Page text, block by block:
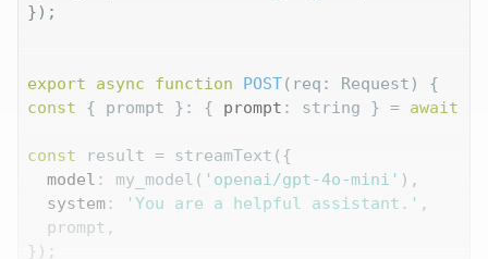
});
export async function POST( req: Request )
const { prompt }: { prompt : string } = await
const result = streamText({
model : my_model( 'openai/gpt-4o-mini' ),
system: 'You are a helpful assistant.' ,
  prompt,
});